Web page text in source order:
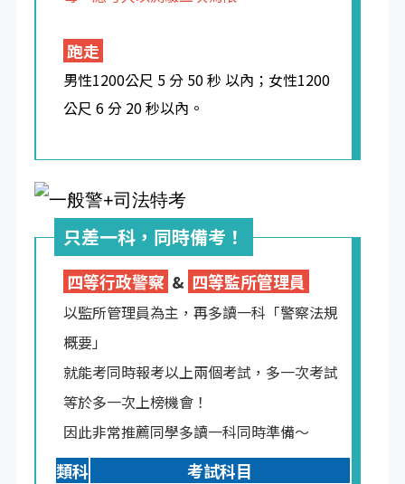
跑走
男性1200公尺 5 分 50 秒 以內；女性1200
公尺 6 分 20 秒以內。
只差一科，同時備考！
四等行政警察 & 四等監所管理員
以監所管理員為主，再多讀一科「警察法規
概要」
就能考同時報考以上兩個考試，多一次考試
等於多一次上榜機會！
因此非常推薦同學多讀一科同時準備～
類科
考試科目